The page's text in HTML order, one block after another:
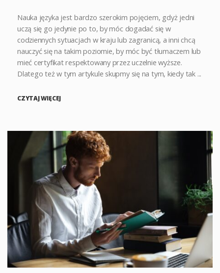
Nauka języka jest bardzo szerokim pojęciem, gdyż jedni
uczą się go jedynie po to, by móc dogadać się w
codziennych sytuacjach w kraju lub zagranicą, a inni chcą
nauczyć się na takim poziomie, by móc być tłumaczem lub
mieć certyfikat respektowany przez uczelnie wyższe.
Dlatego też w tym artykule skupmy się na tym, kiedy tak ...
CZYTAJ WIĘCEJ